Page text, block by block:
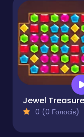
Jewel Treasure
0 (0 Голосів)